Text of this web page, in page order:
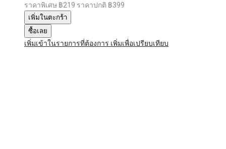
ราคาพิเศษ ฿219 ราคาปกติ ฿399
เพิ่มในตะกร้า
ซื้อเลย
เพิ่มเข้าในรายการที่ต้องการ เพิ่มเพื่อเปรียบเทียบ